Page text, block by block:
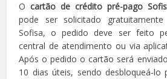
Ocartão de crédito pré-pago
pode ser solicitado
Sofisa, o pedido deve ser feito
central de atendimento ou via
Após o pedido o cartão será
10 dias úteis, sendo desbloqueá-lo